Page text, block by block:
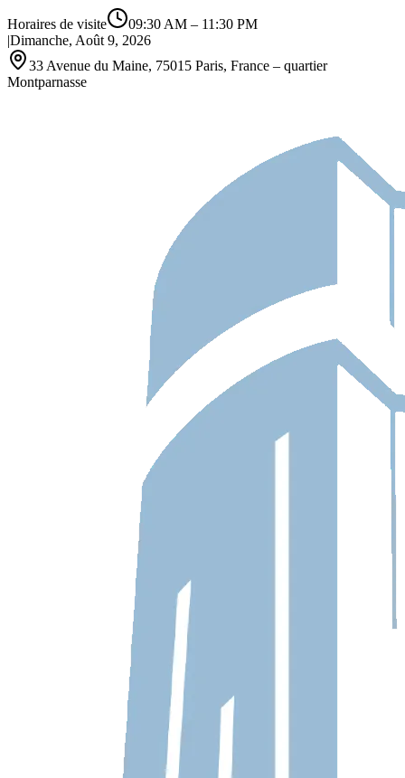
Horaires de visite 09:30 AM – 11:30 PM
|Dimanche, Août 9, 2026
33 Avenue du Maine, 75015 Paris, France – quartier
Montparnasse